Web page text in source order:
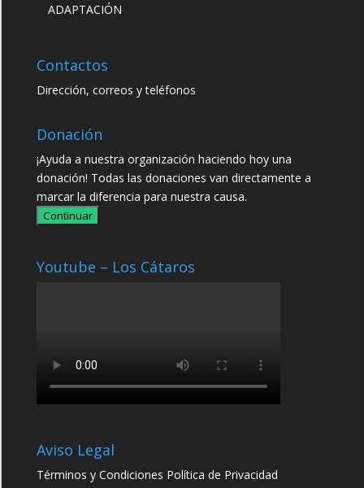
ADAPTACIÓN
Contactos
Dirección, correos y teléfonos
Donación
¡Ayuda a nuestra organización haciendo hoy una
donación! Todas las donaciones van directamente a
marcar la diferencia para nuestra causa.
Continuar
Youtube – Los Cátaros
Aviso Legal
Términos y Condiciones Política de Privacidad